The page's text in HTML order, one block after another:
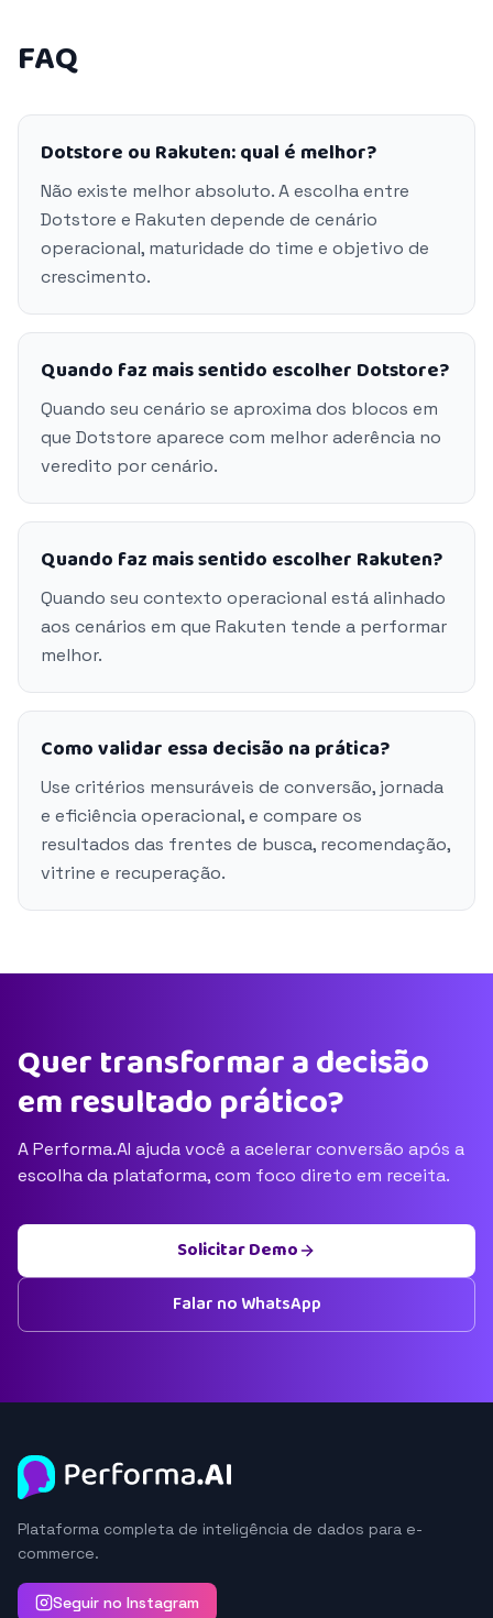
FAQ
Dotstore ou Rakuten: qual é melhor?
Não existe melhor absoluto. A escolha entre
Dotstore e Rakuten depende de cenário
operacional, maturidade do time e objetivo de
crescimento.
Quando faz mais sentido escolher Dotstore?
Quando seu cenário se aproxima dos blocos em
que Dotstore aparece com melhor aderência no
veredito por cenário.
Quando faz mais sentido escolher Rakuten?
Quando seu contexto operacional está alinhado
aos cenários em que Rakuten tende a performar
melhor.
Como validar essa decisão na prática?
Use critérios mensuráveis de conversão, jornada
e eficiência operacional, e compare os
resultados das frentes de busca, recomendação,
vitrine e recuperação.
Quer transformar a decisão
em resultado prático?
A Performa.AI ajuda você a acelerar conversão após a
escolha da plataforma, com foco direto em receita.
Solicitar Demo
Falar no WhatsApp
Plataforma completa de inteligência de dados para e-
commerce.
Seguir no Instagram